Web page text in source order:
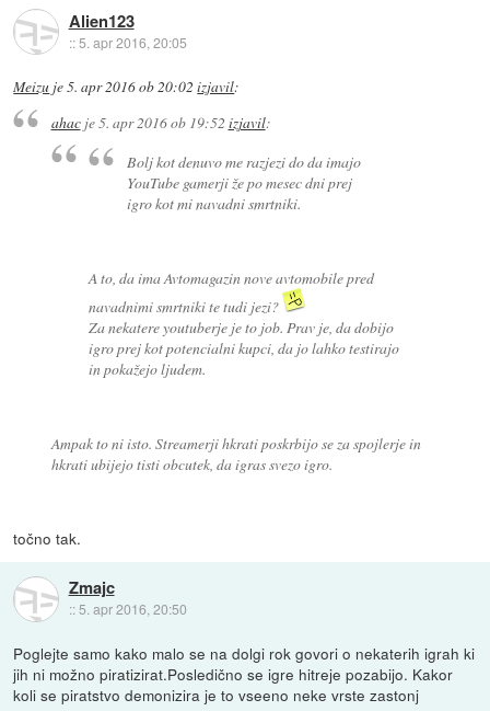
Alien123
::5. apr 2016, 20:05
Meizu je5. apr 2016 ob 20:02 izjavil:
ahacje5. apr 2016 ob 19:52 izjavil:
Bolj kot denuvo me razjezi do da imajo
YouTube gamerji že po mesec dni prej
igro kot mi navadni smrtniki.
A to, da ima Avtomagazin nove avtomobile pred
navadnimi smrtniki te tudi jezi?
Za nekatere youtuberje je to job. Prav je, da dobijo
igro prej kot potencialni kupci, da jo lahko testirajo
in pokažejo ljudem.
Ampak to ni isto. Streamerji hkrati poskrbijo se za spojlerje in
hkrati ubijejo tisti obcutek, da igras svezo igro.
točno tak.
Zmajc
:: 5. apr 2016, 20:50
Poglejte samo kako malo se na dolgi rok govori o nekaterih igrah ki
jih ni možno piratizirat.Posledično se igre hitreje pozabijo. Kakor
koli se piratstvo demonizira je to vseeno neke vrste zastonj